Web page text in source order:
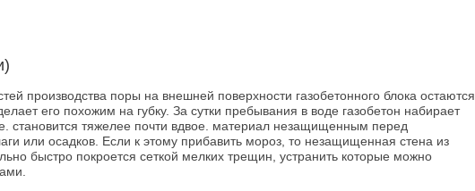
производства поры на внешней поверхности газобетонного блока остаются
его похожим на губку. За сутки пребывания в воде газобетон набирает
становится тяжелее почти вдвое. материал незащищенным перед
или осадков. Если к этому прибавить мороз, то незащищенная стена из
быстро покроется сеткой мелких трещин, устранить которые можно